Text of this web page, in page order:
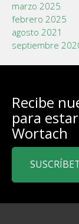
marzo 2025
febrero 2025
agosto 2021
septiembre
Recibe
para
Wortach